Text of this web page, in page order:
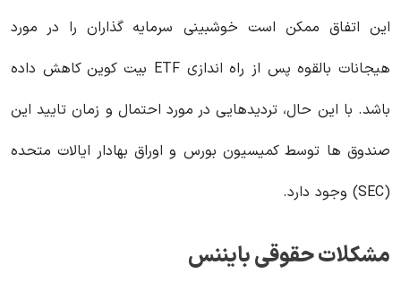
این اتفاق ممکن است خوشبینی سرمایه گذاران را در مورد
هیجانات بالقوه پس از راه اندازی ETF بیت کوین کاهش داده
باشد. با این حال، تردیدهایی در مورد احتمال و زمان تایید این
صندوق ها توسط کمیسیون بورس و اوراق بهادار ایالات متحده
(SEC) وجود دارد.
مشکلات حقوقی بایننس